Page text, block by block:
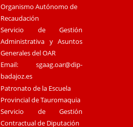
Organismo Autónomo de
Recaudación
Servicio de Gestión
Administrativa y Asuntos
Generales del OAR
Email:sgaag.oar@dip-
badajoz.es
Patronato de la Escuela
Provincial de Tauromaquia
Servicio de Gestión
Contractual de Diputación